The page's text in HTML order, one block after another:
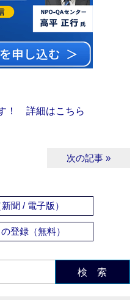
！ 詳細はこちら
次の記事 »
聞 / 電子版）
登録（無料）
検 索